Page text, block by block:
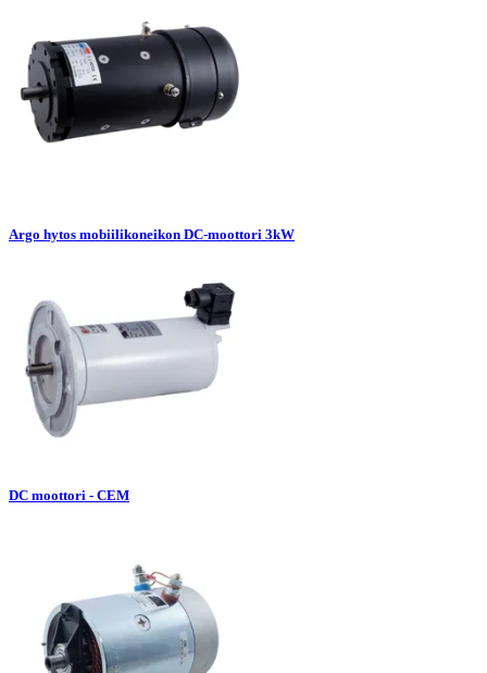
Argo hytos mobiilikoneikon DC-moottori 3kW
DC moottori - CEM